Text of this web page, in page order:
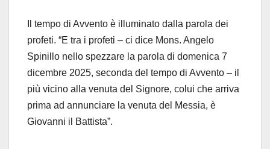
Il tempo di Avvento è illuminato dalla parola dei
profeti. “E tra i profeti – ci dice Mons. Angelo
Spinillo nello spezzare la parola di domenica 7
dicembre 2025, seconda del tempo di Avvento – il
più vicino alla venuta del Signore, colui che arriva
prima ad annunciare la venuta del Messia, è
Giovanni il Battista”.